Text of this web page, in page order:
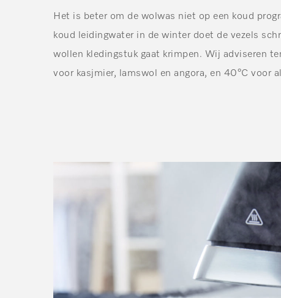
Het is beter om de wolwas niet op een koud
koud leidingwater in de winter doet de vezels
wollen kledingstuk gaat krimpen. Wij adviseren
voor kasjmier, lamswol en angora, en 40°C voor